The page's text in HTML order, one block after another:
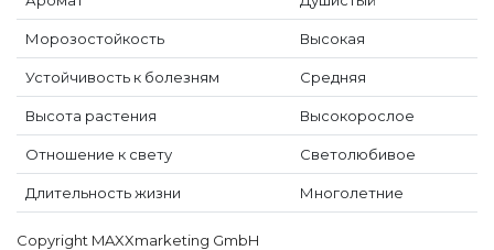
Морозостойкость Высокая
Устойчивость к болезням Средняя
Высота растения Высокорослое
Отношение к свету Светолюбивое
Длительность жизни Многолетние
Copyright MAXXmarketing GmbH